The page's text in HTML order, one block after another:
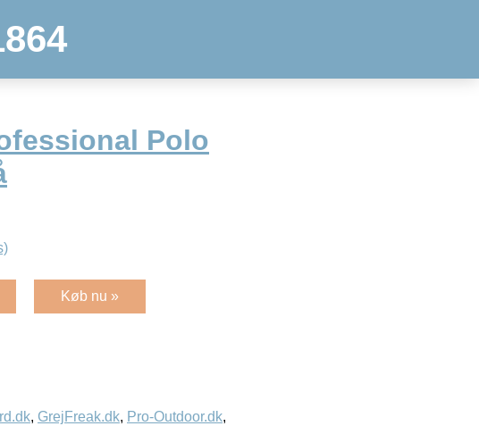
Polo
Køb nu »
, GrejFreak.dk, Pro-Outdoor.dk,